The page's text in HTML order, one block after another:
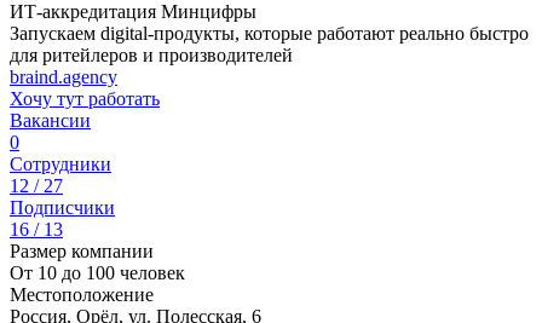
ИТ-аккредитация Минцифры
Запускаем digital‑продукты, которые работают реально быстро
для ритейлеров и производителей
braind.agency
Хочу тут работать
Вакансии
0
Сотрудники
12 / 27
Подписчики
16 / 13
Размер компании
От 10 до 100 человек
Местоположение
Россия, Орёл, ул. Полесская, 6